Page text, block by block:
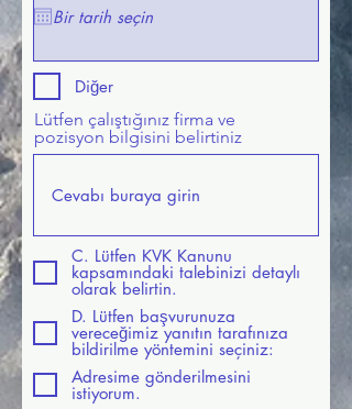
Diğer
Lütfen çalıştığınız firma ve
pozisyon bilgisini belirtiniz
C. Lütfen KVK Kanunu
kapsamındaki talebinizi detaylı
olarak belirtin.
D. Lütfen başvurunuza
vereceğimiz yanıtın tarafınıza
bildirilme yöntemini seçiniz:
Adresime gönderilmesini
istiyorum.